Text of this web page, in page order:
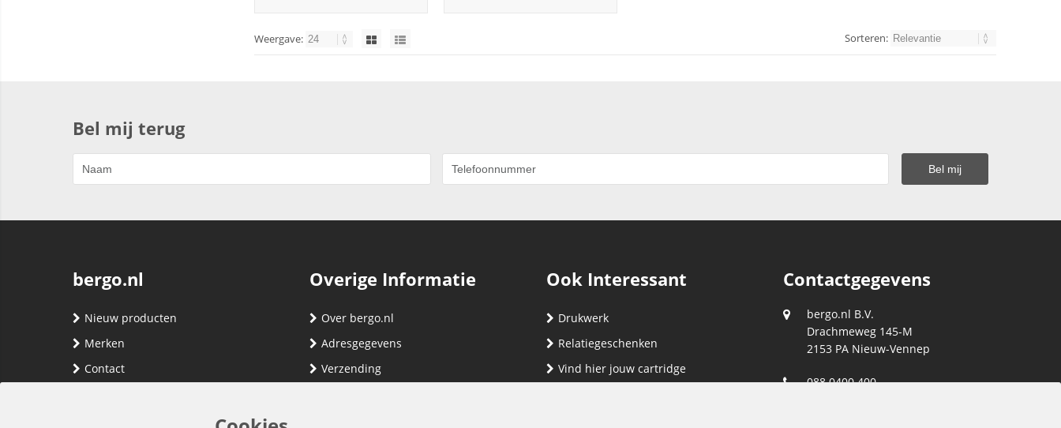
Weergave: Sorteren:
Bel mij terug
bergo.nl
Nieuw producten
Merken
Contact
Overige Informatie
Over bergo.nl
Adresgegevens
Verzending
Ook Interessant
Drukwerk
Relatiegeschenken
Vind hier jouw cartridge
Contactgegevens
bergo.nl B.V.
Drachmeweg 145-M
2153 PA Nieuw-Vennep
088 0400 400